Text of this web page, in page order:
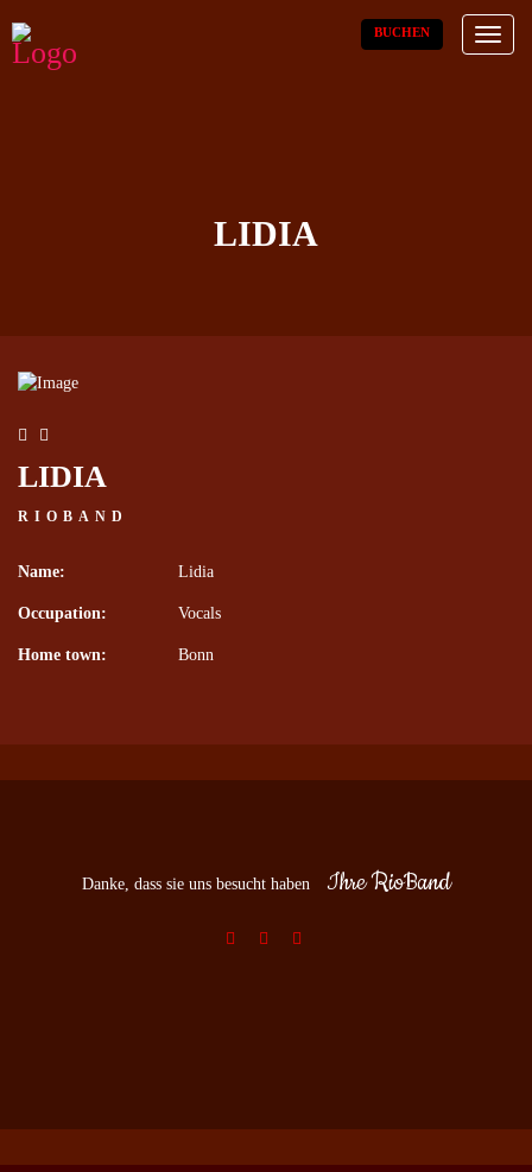
Toggle
BUCHEN
LIDIA
LIDIA
RIOBAND
Name: Lidia
Occupation: Vocals
Home town: Bonn
Danke, dass sie uns besucht haben Ihre RioBand